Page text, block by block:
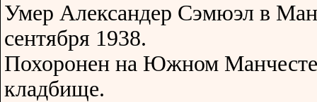
Умер Александер Сэмюэл в
сентября 1938.
Похоронен на Южном
кладбище.